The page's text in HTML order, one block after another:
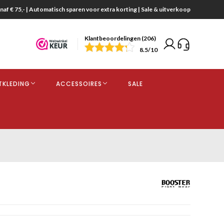
€ 75,- | Automatisch sparen voor extra korting | Sale & uitverkoop
Klantbeoordelingen (206)
8.5/10
ACCESSOIRES SALE